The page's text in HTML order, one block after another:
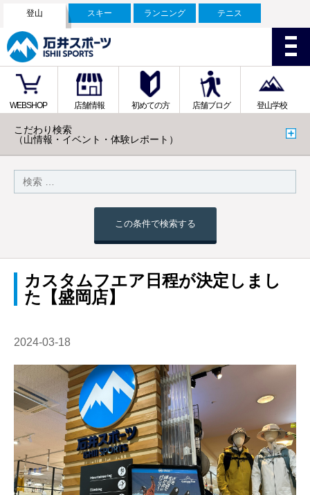
登山 スキー ランニング テニス
WEBSHOP 店舗情報 初めての方 店舗ブログ 登山学校
こだわり検索
（山情報・イベント・体験レポート）
この条件で検索する
カスタムフエア日程が決定しまし
た【盛岡店】
2024-03-18